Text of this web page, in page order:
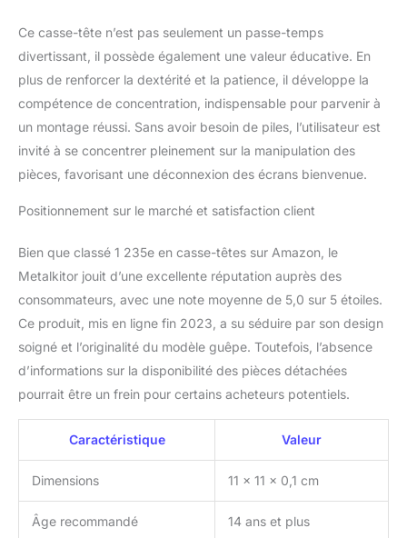
votre propre lampe
autonome. 🎁 Décoration
parfait : Vous cherchez
une décoration sur le
thème du steampunk ?
Style steampunk unique :
c'est un choix idéal pour
d'anniversaire, de Saint-
particulier pour ceux qui
aiment l'assemblage, les
insectes animaux, le
style steampunk. C'est
les décorations ou les
décorations telles que le
salon, la chambre, le
les guêpes du monde
sont plus un puissant
devenues des adeptes
Ce casse-tête n’est pas seulement un passe-temps
divertissant, il possède également une valeur éducative. En
plus de renforcer la dextérité et la patience, il développe la
compétence de concentration, indispensable pour parvenir à
un montage réussi. Sans avoir besoin de piles, l’utilisateur est
invité à se concentrer pleinement sur la manipulation des
pièces, favorisant une déconnexion des écrans bienvenue.
Positionnement sur le marché et satisfaction client
Bien que classé 1 235e en casse-têtes sur Amazon, le
Metalkitor jouit d’une excellente réputation auprès des
consommateurs, avec une note moyenne de 5,0 sur 5 étoiles.
Ce produit, mis en ligne fin 2023, a su séduire par son design
soigné et l’originalité du modèle guêpe. Toutefois, l’absence
d’informations sur la disponibilité des pièces détachées
pourrait être un frein pour certains acheteurs potentiels.
Caractéristique Valeur
Dimensions 11 x 11 x 0,1 cm
Âge recommandé 14 ans et plus